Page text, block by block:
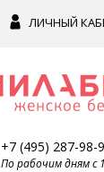
ЛИЧНЫЙ
+7 (495) 287-98-
По рабочим дням с